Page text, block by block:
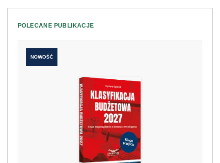
POLECANE PUBLIKACJE
NOWOŚĆ